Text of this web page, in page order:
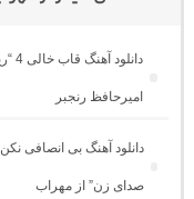
امیرحافظ رنجبر
دانلود آهنگ بی
صدای زن” از مهراب